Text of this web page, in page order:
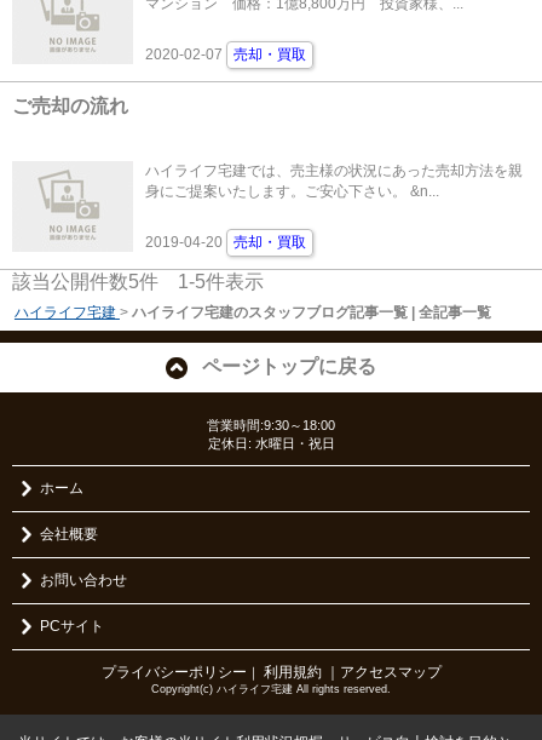
2020-02-07 売却・買取
ご売却の流れ
ハイライフ宅建では、売主様の状況にあった売却方法を親
身にご提案いたします。ご安心下さい。 &n...
2019-04-20 売却・買取
該当公開件数5件 1-5件表示
ハイライフ宅建 > ハイライフ宅建のスタッフブログ記事一覧 | 全記事一覧
ページトップに戻る
営業時間:9:30～18:00
定休日: 水曜日・祝日
ホーム
会社概要
お問い合わせ
PCサイト
プライバシーポリシー ｜ 利用規約 ｜アクセスマップ
Copyright(c) ハイライフ宅建 All rights reserved.